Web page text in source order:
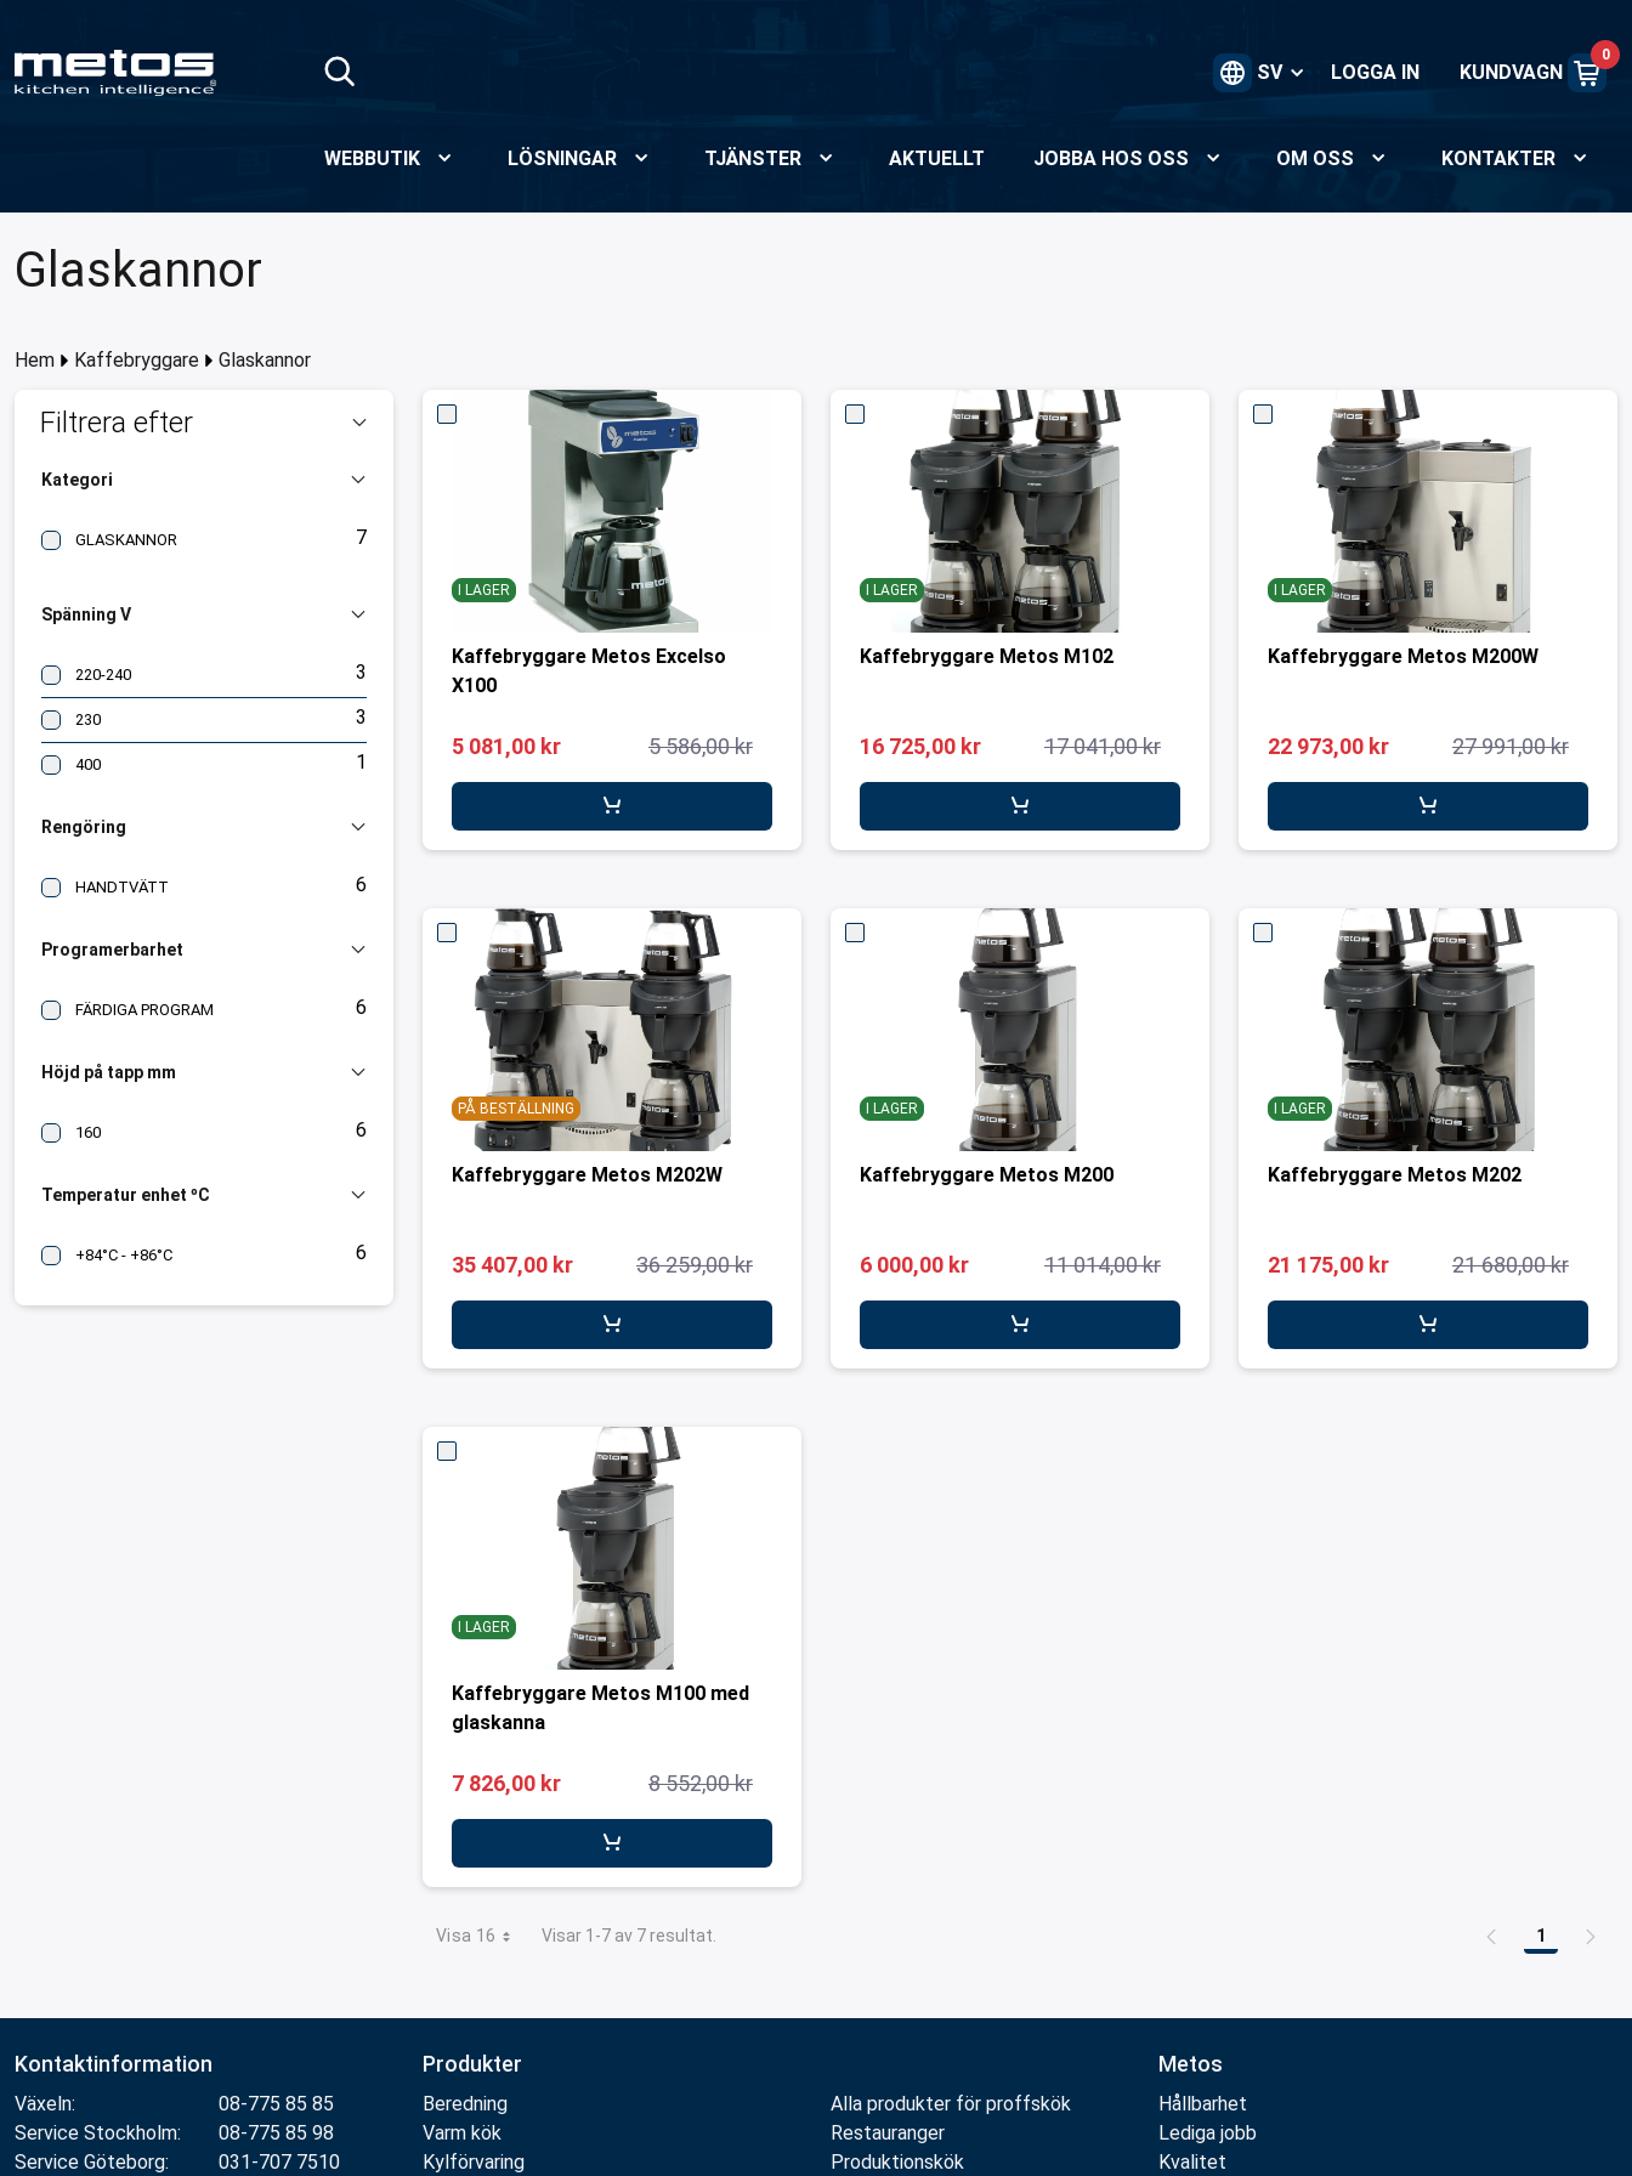
SV LOGGA IN KUNDVAGN
0
WEBBUTIK LÖSNINGAR TJÄNSTER AKTUELLT JOBBA HOS OSS OM OSS KONTAKTER
Glaskannor
Hem Kaffebryggare Glaskannor
Filtrera efter
Kategori
GLASKANNOR 7
Spänning V
220-240 3
230 3
400 1
Rengöring
HANDTVÄTT 6
Programerbarhet
FÄRDIGA PROGRAM 6
Höjd på tapp mm
160 6
Temperatur enhet ºC
+84°C - +86°C 6
I LAGER
Kaffebryggare Metos Excelso
X100
5 586,00 kr
5 081,00 kr
I LAGER
Kaffebryggare Metos M102
17 041,00 kr
16 725,00 kr
I LAGER
Kaffebryggare Metos M200W
27 991,00 kr
22 973,00 kr
PÅ BESTÄLLNING
Kaffebryggare Metos M202W
36 259,00 kr
35 407,00 kr
I LAGER
Kaffebryggare Metos M200
11 014,00 kr
6 000,00 kr
I LAGER
Kaffebryggare Metos M202
21 680,00 kr
21 175,00 kr
I LAGER
Kaffebryggare Metos M100 med
glaskanna
8 552,00 kr
7 826,00 kr
Visa 16 Visar 1-7 av 7 resultat. Sida
1
Kontaktinformation
Växeln:
08-775 85 85
Service Stockholm:
08-775 85 98
Service Göteborg:
031-707 7510
Produkter
Beredning
Varm kök
Kylförvaring
Alla produkter för proffskök
Restauranger
Produktionskök
Metos
Hållbarhet
Lediga jobb
Kvalitet